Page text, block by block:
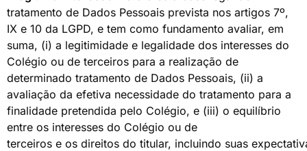
tratamento de Dados Pessoais prevista nos artigos 7º,
IX e 10 da LGPD, e tem como fundamento avaliar, em
suma, (i) a legitimidade e legalidade dos interesses do
Colégio ou de terceiros para a realização de
determinado tratamento de Dados Pessoais, (ii) a
avaliação da efetiva necessidade do tratamento para a
finalidade pretendida pelo Colégio, e (iii) o equilíbrio
entre os interesses do Colégio ou de
terceiros e os direitos do titular, incluindo suas